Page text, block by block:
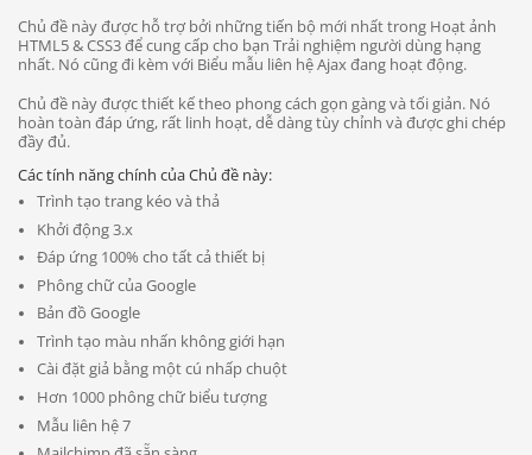
Chủ đề này được hỗ trợ bởi những tiến bộ mới nhất trong Hoạt ảnh
HTML5 & CSS3 để cung cấp cho bạn Trải nghiệm người dùng hạng
nhất. Nó cũng đi kèm với Biểu mẫu liên hệ Ajax đang hoạt động.
Chủ đề này được thiết kế theo phong cách gọn gàng và tối giản. Nó
hoàn toàn đáp ứng, rất linh hoạt, dễ dàng tùy chỉnh và được ghi chép
đầy đủ.
Các tính năng chính của Chủ đề này:
Trình tạo trang kéo và thả
Khởi động 3.x
Đáp ứng 100% cho tất cả thiết bị
Phông chữ của Google
Bản đồ Google
Trình tạo màu nhấn không giới hạn
Cài đặt giả bằng một cú nhấp chuột
Hơn 1000 phông chữ biểu tượng
Mẫu liên hệ 7